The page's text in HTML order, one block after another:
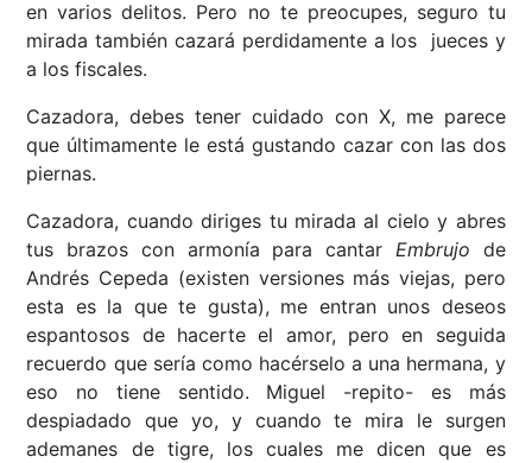
en varios delitos. Pero no te preocupes, seguro tu
mirada también cazará perdidamente a los jueces y
a los fiscales.
Cazadora, debes tener cuidado con X, me parece
que últimamente le está gustando cazar con las dos
piernas.
Cazadora, cuando diriges tu mirada al cielo y abres
tus brazos con armonía para cantar Embrujo de
Andrés Cepeda (existen versiones más viejas, pero
esta es la que te gusta), me entran unos deseos
espantosos de hacerte el amor, pero en seguida
recuerdo que sería como hacérselo a una hermana, y
eso no tiene sentido. Miguel -repito- es más
despiadado que yo, y cuando te mira le surgen
ademanes de tigre, los cuales me dicen que es